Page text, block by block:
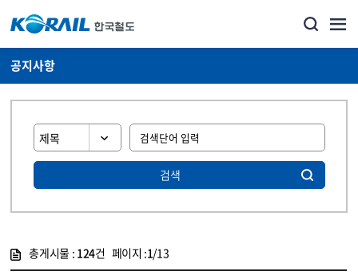
공지사항
검색
총게시물 : 124건 페이지 :1/13